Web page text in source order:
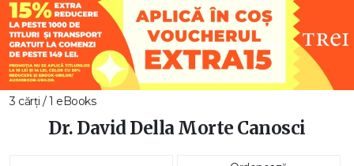
3 cărți / 1 eBooks
Dr. David Della Morte Canosci